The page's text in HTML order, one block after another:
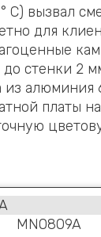
C) вызвал
для
стенки 2
из
платы
MN0809A